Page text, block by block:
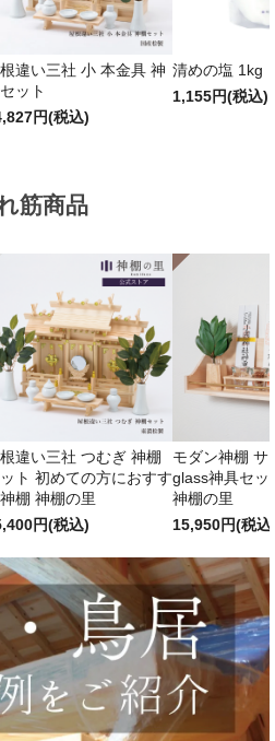
違い三社 小 本金具 神
ット
円(税込)
清めの塩 1kg
1,155円(税込)
筋商品
違い三社 つむぎ 神棚
ト 初めての方におすす
棚 神棚の里
円(税込)
モダン神棚 サ
glass神具セッ
神棚の里
15,950円(税込